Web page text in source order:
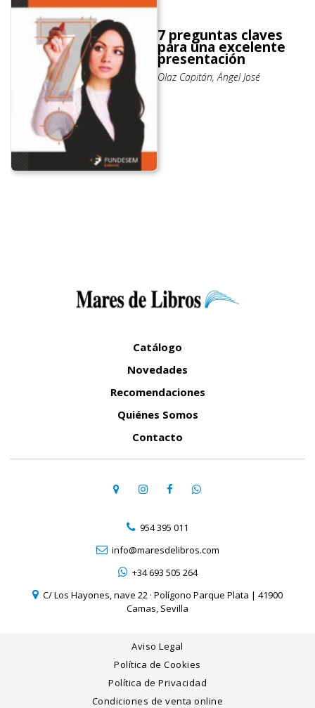
7 preguntas claves
para una excelente
presentación
Olaz Capitán, Ángel José
Catálogo
Novedades
Recomendaciones
Quiénes Somos
Contacto
954 395 011
info@maresdelibros.com
+34 693 505 264
C/ Los Hayones, nave 22 · Polígono Parque Plata | 41900
Camas, Sevilla
Aviso Legal
Política de Cookies
Política de Privacidad
Condiciones de venta online